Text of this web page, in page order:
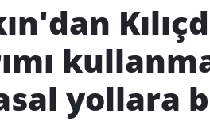
yollara